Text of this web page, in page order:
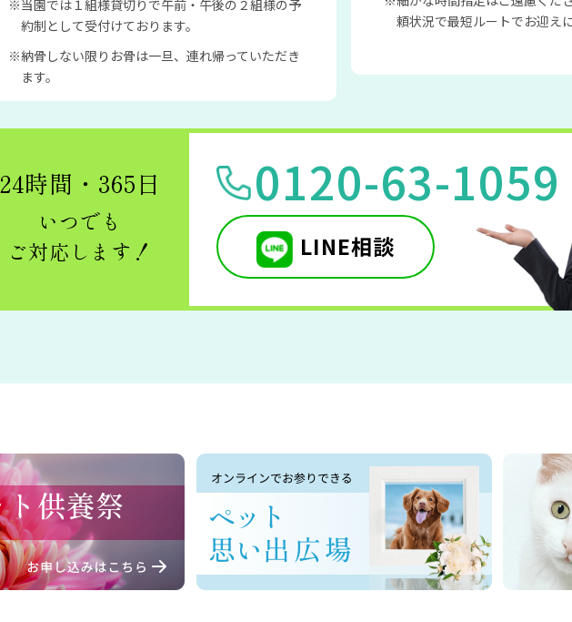
当園では１組様貸切りで午前・午後の２組様の予
約制として受付けております。
納骨しない限りお骨は一旦、連れ帰っていただき
ます。
頼状況で最短ルートでお迎え
24時間・365日
いつでも
ご対応します！
0120-63-1059
LINE相談